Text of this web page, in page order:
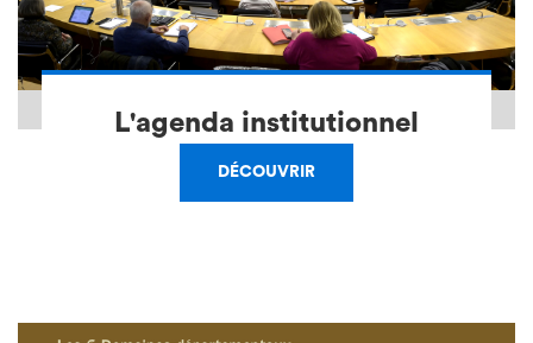
L'agenda institutionnel
DÉCOUVRIR